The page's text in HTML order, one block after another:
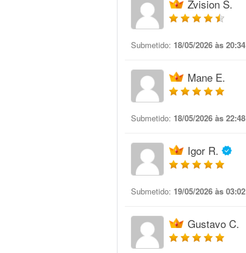
Zvision S.
Submetido: 18/05/2026 às 20:34
Mane E.
Submetido: 18/05/2026 às 22:48
Igor R.
Submetido: 19/05/2026 às 03:02
Gustavo C.